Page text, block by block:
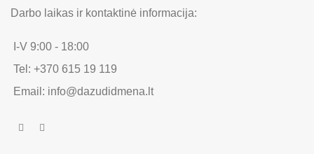
Darbo laikas ir kontaktinė informacija:
I-V 9:00 - 18:00
Tel: +370 615 19 119
Email: info@dazudidmena.lt